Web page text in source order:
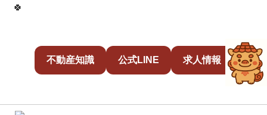
🍀
不動産知識 公式LINE 求人情報